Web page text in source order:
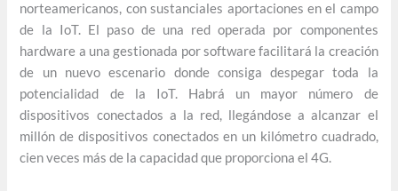
norteamericanos, con sustanciales aportaciones en el campo
de la IoT. El paso de una red operada por componentes
hardware a una gestionada por software facilitará la creación
de un nuevo escenario donde consiga despegar toda la
potencialidad de la IoT. Habrá un mayor número de
dispositivos conectados a la red, llegándose a alcanzar el
millón de dispositivos conectados en un kilómetro cuadrado,
cien veces más de la capacidad que proporciona el 4G.